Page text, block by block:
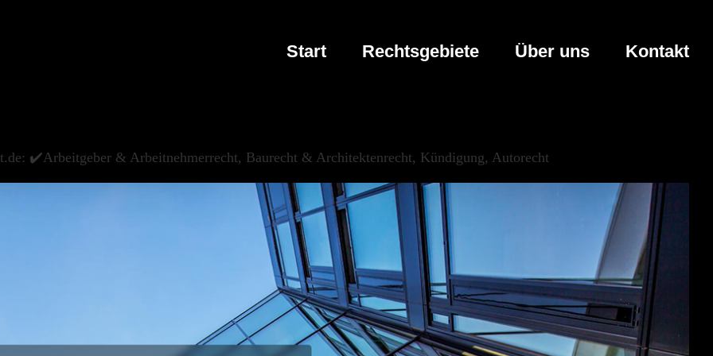
Start Rechtsgebiete Über uns Kontakt
✔️Arbeitgeber & Arbeitnehmerrecht, Baurecht & Architektenrecht, Kündigung, Autorecht